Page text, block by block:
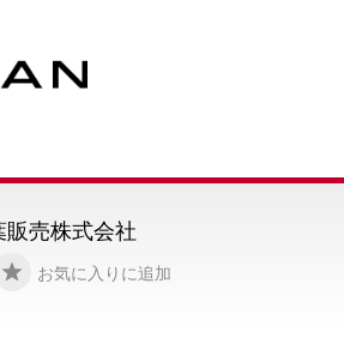
お気に入りに追加
販売株式会社